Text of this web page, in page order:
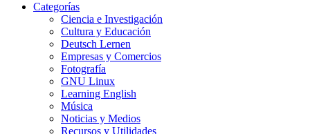
Categorías
Ciencia e Investigación
Cultura y Educación
Deutsch Lernen
Empresas y Comercios
Fotografía
GNU Linux
Learning English
Música
Noticias y Medios
Recursos y Utilidades